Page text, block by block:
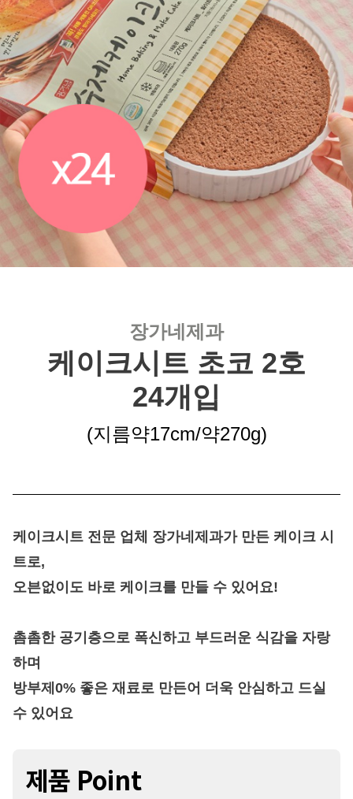
장가네제과
케이크시트 초코 2호
24개입
(지름약17cm/약270g)
케이크시트 전문 업체 장가네제과가 만든 케이크 시
트로,
오븐없이도 바로 케이크를 만들 수 있어요!
촘촘한 공기층으로 폭신하고 부드러운 식감을 자랑
하며
방부제0% 좋은 재료로 만든어 더욱 안심하고 드실
수 있어요
제품 Point